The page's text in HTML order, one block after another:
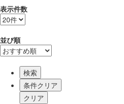
表示件数
並び順
検索